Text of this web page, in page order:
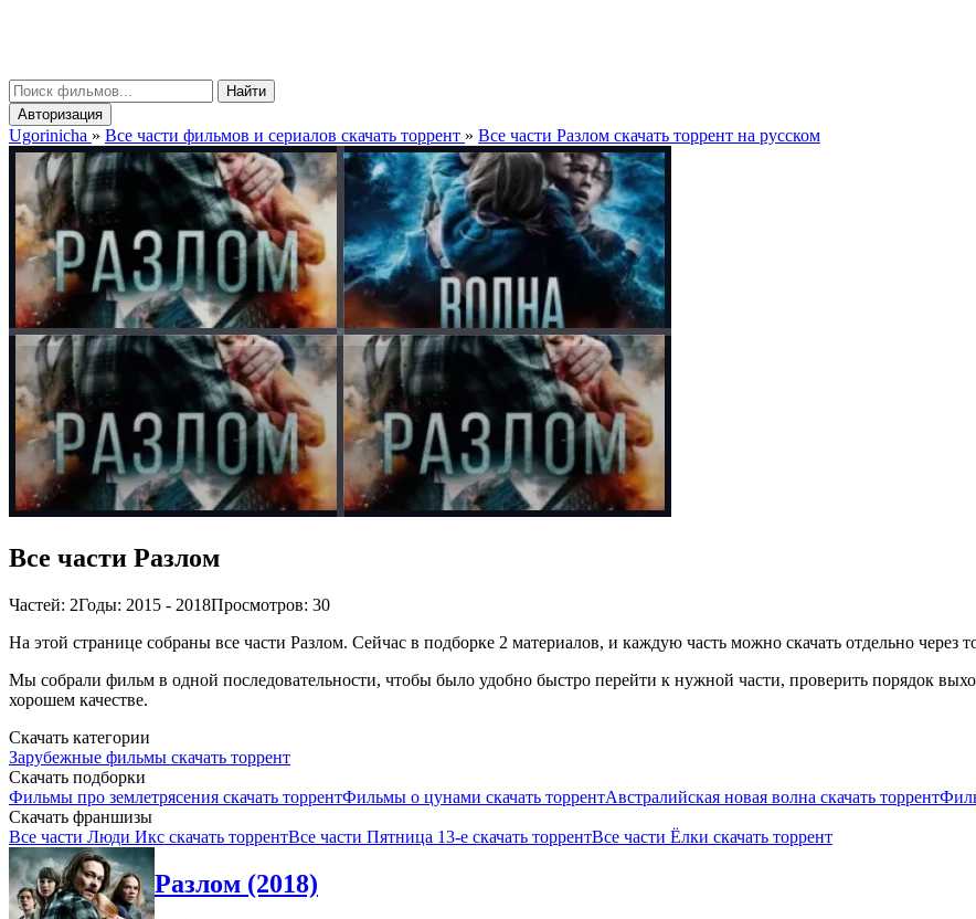
Найти
Авторизация
Ugorinicha » Все части фильмов и сериалов скачать торрент » Все части Разлом скачать торрент на русском
Все части Разлом
Частей: 2Годы: 2015 - 2018Просмотров: 30
На этой странице собраны все части Разлом. Сейчас в подборке 2 материалов, и каждую часть можно скачать отдельно через
Мы собрали фильм в одной последовательности, чтобы было удобно быстро перейти к нужной части, проверить порядок
хорошем качестве.
Скачать категории
Зарубежные фильмы скачать торрент
Скачать подборки
Фильмы про землетрясения скачать торрентФильмы о цунами скачать торрентАвстралийская новая волна скачать торрент
Скачать франшизы
Все части Люди Икс скачать торрентВсе части Пятница 13-е скачать торрентВсе части Ёлки скачать торрент
Разлом (2018)